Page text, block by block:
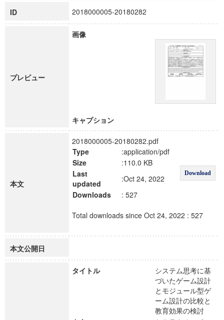
ID 2018000005-20180282
プレビュー
画像
キャプション
本文
2018000005-20180282.pdf
Type
:application/pdf
Download
Size
:110.0 KB
Last
updated
:Oct 24, 2022
Downloads
: 527
Total downloads since Oct 24, 2022 : 527
本文公開日
タイトル
システム思考に基
づいたゲーム設計
とモジュール型ゲ
ーム設計の比較と
教育効果の検討